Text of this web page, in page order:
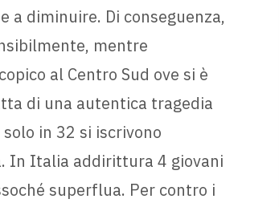
diminuire. Di conseguenza,
mentre
al Centro Sud ove si è
di una autentica tragedia
in 32 si iscrivono
In Italia addirittura 4 giovani
superflua. Per contro i